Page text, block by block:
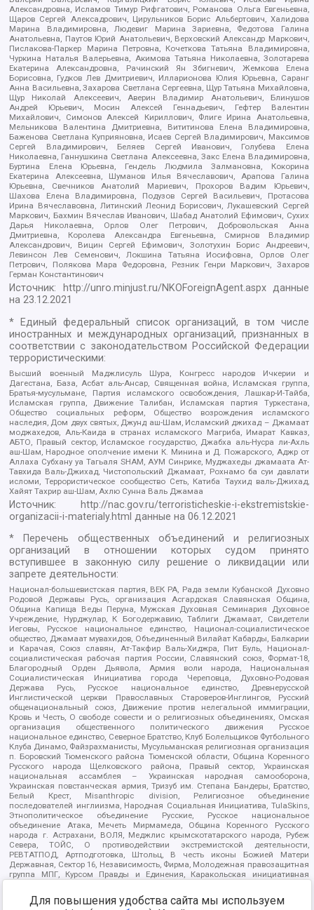
Александровна, Исламов Тимур Рифгатович, Романова Ольга Евгеньевна,
Щаров Сергей Алексадрович, Цирульников Борис Альбертович, Халидова
Марина Владимировна, Людевиг Марина Зариевна, Федотова Галина
Анатольевна, Паутов Юрий Анатольевич, Верховский Александр Маркович,
Пислакова-Паркер Марина Петровна, Кочеткова Татьяна Владимировна,
Чуркина Наталья Валерьевна, Акимова Татьяна Николаевна, Золотарева
Екатерина Александровна, Рачинский Ян Збигневич, Жемкова Елена
Борисовна, Гудков Лев Дмитриевич, Илларионова Юлия Юрьевна, Саранг
Анна Васильевна, Захарова Светлана Сергеевна, Щур Татьяна Михайловна,
Щур Николай Алексеевич, Аверин Владимир Анатольевич, Блинушов
Андрей Юрьевич, Мосин Алексей Геннадьевич, Гефтер Валентин
Михайлович, Симонов Алексей Кириллович, Флиге Ирина Анатольевна,
Мельникова Валентина Дмитриевна, Вититинова Елена Владимировна,
Баженова Светлана Куприяновна, Исаев Сергей Владимирович, Максимов
Сергей Владимирович, Беляев Сергей Иванович, Голубева Елена
Николаевна, Ганнушкина Светлана Алексеевна, Закс Елена Владимировна,
Буртина Елена Юрьевна, Гендель Людмила Залмановна, Кокорина
Екатерина Алексеевна, Шуманов Илья Вячеславович, Арапова Галина
Юрьевна, Свечников Анатолий Мариевич, Прохоров Вадим Юрьевич,
Шахова Елена Владимировна, Подузов Сергей Васильевич, Протасова
Ирина Вячеславовна, Литинский Леонид Борисович, Лукашевский Сергей
Маркович, Бахмин Вячеслав Иванович, Шабад Анатолий Ефимович, Сухих
Дарья Николаевна, Орлов Олег Петрович, Добровольская Анна
Дмитриевна, Королева Александра Евгеньевна, Смирнов Владимир
Александрович, Вицин Сергей Ефимович, Золотухин Борис Андреевич,
Левинсон Лев Семенович, Локшина Татьяна Иосифовна, Орлов Олег
Петрович, Полякова Мара Федоровна, Резник Генри Маркович, Захаров
Герман Константинович
Источник: http://unro.minjust.ru/NKOForeignAgent.aspxданные
на23.12.2021
* Единый федеральный список организаций, в том числе
иностранных и международных организаций, признанных в
соответствии с законодательством Российской Федерации
террористическими:
Высший военный Маджлисуль Шура, Конгресс народов Ичкерии и
Дагестана, База, Асбат аль-Ансар, Священная война, Исламская группа,
Братья-мусульмане, Партия исламского освобождения, Лашкар-И-Тайба,
Исламская группа, Движение Талибан, Исламская партия Туркестана,
Общество социальных реформ, Общество возрождения исламского
наследия, Дом двух святых, Джунд аш-Шам, Исламский джихад – Джамаат
моджахедов, Аль-Каида в странах исламского Магриба, Имарат Кавказ,
АБТО, Правый сектор, Исламское государство, Джабха аль-Нусра ли-Ахль
аш-Шам, Народное ополчение имени К. Минина и Д. Пожарского, Аджр от
Аллаха Субхану уа Тагьаля SHAM, АУМ Синрике, Муджахеды джамаата Ат-
Тавхида Валь-Джихад, Чистопольский Джамаат, Рохнамо ба суи давлати
исломи, Террористическое сообщество Сеть, Катиба Таухид валь-Джихад,
Хайят Тахрир аш-Шам, Ахлю Сунна Валь Джамаа
Источник:
http://nac.gov.ru/terroristicheskie-i-ekstremistskie-
organizacii-i-materialy.html данные на06.12.2021
* Перечень общественных объединений и религиозных
организаций в отношении которых судом принято
вступившее в законную силу решение о ликвидации или
запрете деятельности:
Национал-большевистская партия, ВЕК РА, Рада земли Кубанской Духовно
Родовой Державы Русь, организация Асгардская Славянская Община,
Община Капища Веды Перуна, Мужская Духовная Семинария Духовное
Учреждение, Нурджулар, К Богодержавию, Таблиги Джамаат, Свидетели
Иеговы, Русское национальное единство, Национал-социалистическое
общество, Джамаат мувахидов, Объединенный Вилайат Кабарды, Балкарии
и Карачая, Союз славян, Ат-Такфир Валь-Хиджра, Пит Буль, Национал-
социалистическая рабочая партия России, Славянский союз, Формат-18,
Благородный Орден Дьявола, Армия воли народа, Национальная
Социалистическая Инициатива города Череповца, Духовно-Родовая
Держава Русь, Русское национальное единство, Древнерусской
Инглистической церкви Православных Староверов-Инглингов, Русский
общенациональный союз, Движение против нелегальной иммиграции,
Кровь и Честь, О свободе совести и о религиозных объединениях, Омская
организация общественного политического движения Русское
национальное единство, Северное Братство, Клуб Болельщиков Футбольного
Клуба Динамо, Файзрахманисты, Мусульманская религиозная организация
п. Боровский Тюменского района Тюменской области, Община Коренного
Русского народа Щелковского района, Правый сектор, Украинская
национальная ассамблея – Украинская народная самооборона,
Украинская повстанческая армия, Тризуб им. Степана Бандеры, Братство,
Белый Крест, Misanthropic division, Религиозное объединение
последователей инглиизма, Народная Социальная Инициатива, TulaSkins,
Этнополитическое объединение Русские, Русское национальное
объединение Атака, Мечеть Мирмамеда, Община Коренного Русского
народа г. Астрахани, ВОЛЯ, Меджлис крымскотатарского народа, Рубеж
Севера, ТОЙС, О противодействии экстремистской деятельности,
РЕВТАТПОД, Артподготовка, Штольц, В честь иконы Божией Матери
Державная, Сектор 16, Независимость, Фирма, Молодежная правозащитная
группа МПГ, Курсом Правды и Единения, Каракольская инициативная
Благотворительный пансионат Ак Умут, Русская республика Русь,
Арестантское уголовное единство, Башкорт, Нация и свобода, W.H.С., Фалунь
Для повышения удобства сайта мы используем